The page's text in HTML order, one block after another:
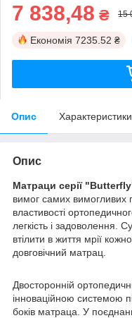
7 838,48 ₴ 15
Економія 7235.52 ₴
Опис Характеристики
Опис
Матраци серії
вимог самих вимогливих
властивості
легкість і задоволення.
втілити в життя мрії
довговічний матрац.
Двосторонній
інноваційною системою
боків матраца. У